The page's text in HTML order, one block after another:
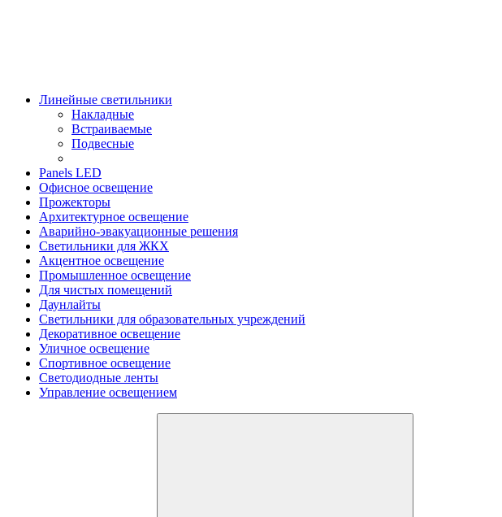
Линейные светильники
Накладные
Встраиваемые
Подвесные
Panels LED
Офисное освещение
Прожекторы
Архитектурное освещение
Аварийно-эвакуационные решения
Светильники для ЖКХ
Акцентное освещение
Промышленное освещение
Для чистых помещений
Даунлайты
Светильники для образовательных учреждений
Декоративное освещение
Уличное освещение
Спортивное освещение
Светодиодные ленты
Управление освещением